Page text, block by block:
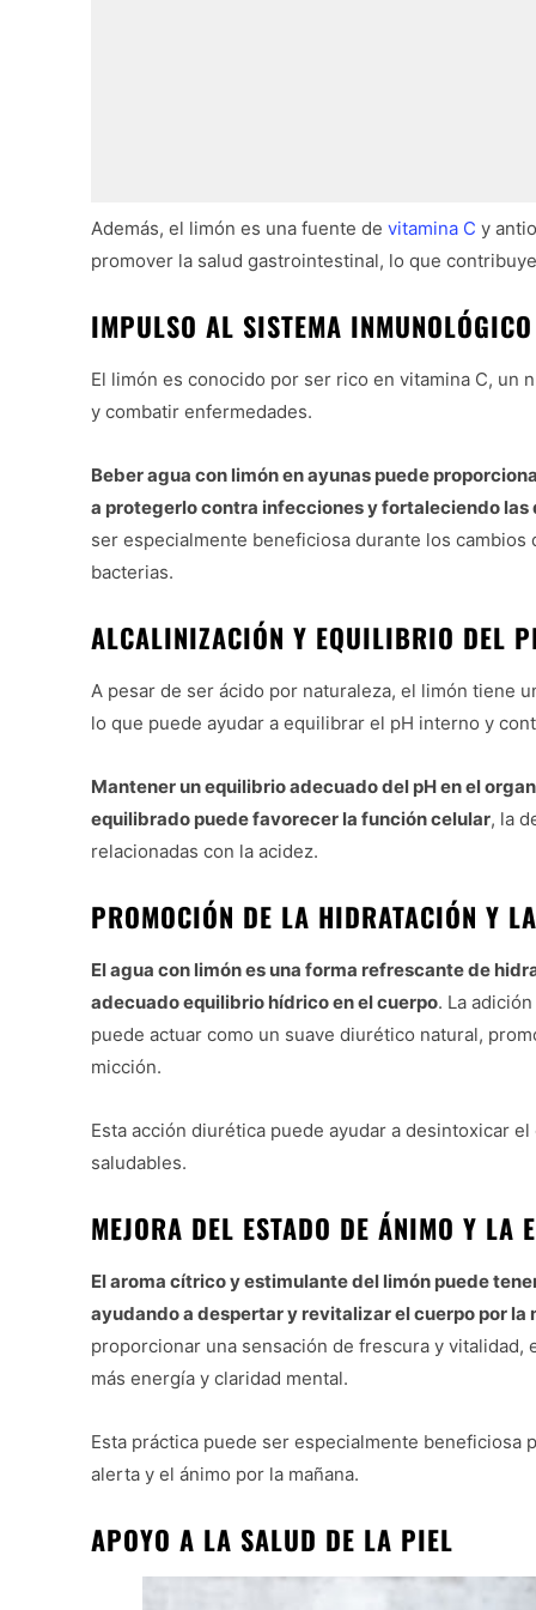
Además, el limón es una fuente de vitamina C y
promover la salud gastrointestinal, lo que
IMPULSO AL SISTEMA INMUNOLÓGICO
El limón es conocido por ser rico en vitamina C,
y combatir enfermedades.
Beber agua con limón en ayunas puede
a protegerlo contra infecciones y fortaleciendo
ser especialmente beneficiosa durante los
bacterias.
ALCALINIZACIÓN Y EQUILIBRIO DEL
A pesar de ser ácido por naturaleza, el limón tiene
lo que puede ayudar a equilibrar el pH interno y
Mantener un equilibrio adecuado del pH en el
equilibrado puede favorecer la función celular, la
relacionadas con la acidez.
PROMOCIÓN DE LA HIDRATACIÓN Y
El agua con limón es una forma refrescante de
adecuado equilibrio hídrico en el cuerpo. La
puede actuar como un suave diurético natural,
micción.
Esta acción diurética puede ayudar a desintoxicar
saludables.
MEJORA DEL ESTADO DE ÁNIMO Y LA
El aroma cítrico y estimulante del limón puede
ayudando a despertar y revitalizar el cuerpo por la
proporcionar una sensación de frescura y
más energía y claridad mental.
Esta práctica puede ser especialmente beneficiosa
alerta y el ánimo por la mañana.
APOYO A LA SALUD DE LA PIEL